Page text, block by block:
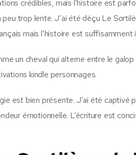
crédibles, mais l’histoire est
trop lente. J’ai été déçu Le
mais l’histoire est
un cheval qui alterne entre le
kindle personnages.
est bien présente. J’ai été captivé
émotionnelle. L’écriture est